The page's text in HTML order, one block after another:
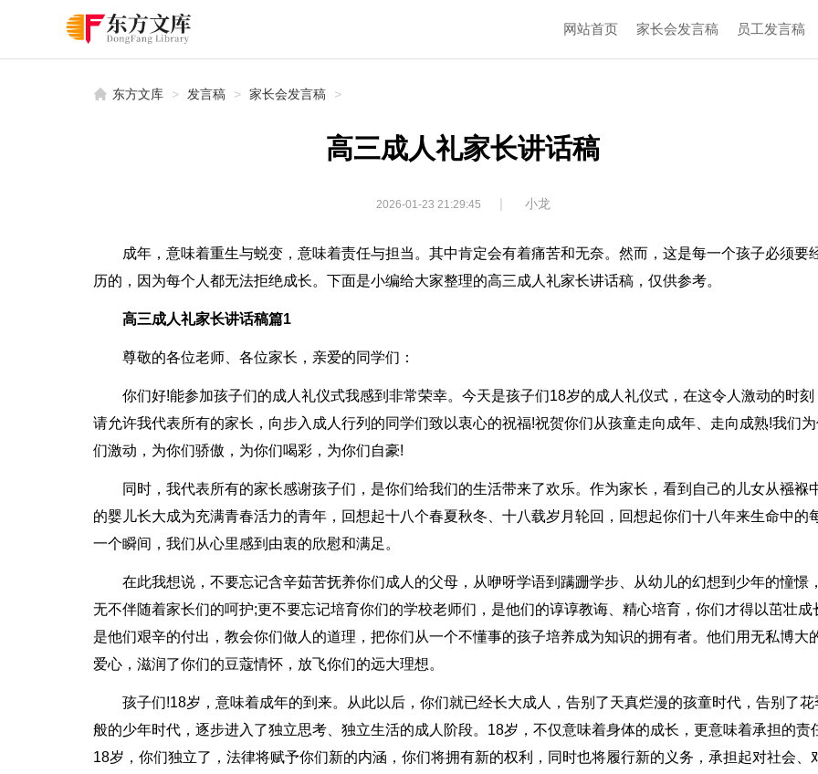
网站首页 家长会发言稿 员工发言稿
东方文库 > 发言稿 > 家长会发言稿 >
高三成人礼家长讲话稿
2026-01-23 21:29:45 | 小龙
成年，意味着重生与蜕变，意味着责任与担当。其中肯定会有着痛苦和无奈。然而，这是每一个孩子必须要
历的，因为每个人都无法拒绝成长。下面是小编给大家整理的高三成人礼家长讲话稿，仅供参考。
高三成人礼家长讲话稿篇1
尊敬的各位老师、各位家长，亲爱的同学们：
你们好!能参加孩子们的成人礼仪式我感到非常荣幸。今天是孩子们18岁的成人礼仪式，在这令人激动的时刻
请允许我代表所有的家长，向步入成人行列的同学们致以衷心的祝福!祝贺你们从孩童走向成年、走向成熟!我们
们激动，为你们骄傲，为你们喝彩，为你们自豪!
同时，我代表所有的家长感谢孩子们，是你们给我们的生活带来了欢乐。作为家长，看到自己的儿女从襁褓
的婴儿长大成为充满青春活力的青年，回想起十八个春夏秋冬、十八载岁月轮回，回想起你们十八年来生命中的
一个瞬间，我们从心里感到由衷的欣慰和满足。
在此我想说，不要忘记含辛茹苦抚养你们成人的父母，从咿呀学语到蹒跚学步、从幼儿的幻想到少年的憧憬，
无不伴随着家长们的呵护;更不要忘记培育你们的学校老师们，是他们的谆谆教诲、精心培育，你们才得以茁壮成
是他们艰辛的付出，教会你们做人的道理，把你们从一个不懂事的孩子培养成为知识的拥有者。他们用无私博大
爱心，滋润了你们的豆蔻情怀，放飞你们的远大理想。
孩子们!18岁，意味着成年的到来。从此以后，你们就已经长大成人，告别了天真烂漫的孩童时代，告别了花
般的少年时代，逐步进入了独立思考、独立生活的成人阶段。18岁，不仅意味着身体的成长，更意味着承担的责
18岁，你们独立了，法律将赋予你们新的内涵，你们将拥有新的权利，同时也将履行新的义务，承担起对社会、